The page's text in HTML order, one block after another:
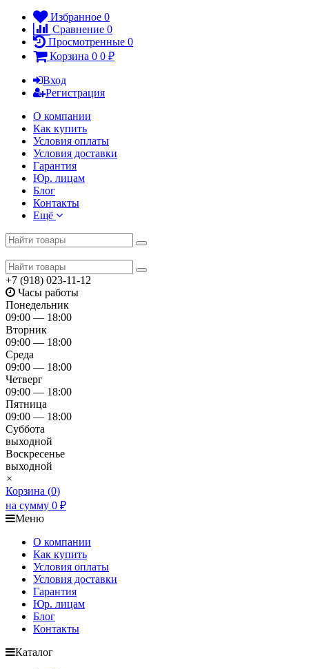
Избранное 0
Сравнение 0
Просмотренные 0
Корзина 0 0 ₽
Вход
Регистрация
О компании
Как купить
Условия оплаты
Условия доставки
Гарантия
Юр. лицам​
Блог
Контакты
Ещё
+7 (918) 023-11-12
Часы работы
Понедельник
09:00 — 18:00
Вторник
09:00 — 18:00
Среда
09:00 — 18:00
Четверг
09:00 — 18:00
Пятница
09:00 — 18:00
Суббота
выходной
Воскресенье
выходной
×
Корзина (0)
на сумму 0 ₽
Меню
О компании
Как купить
Условия оплаты
Условия доставки
Гарантия
Юр. лицам​
Блог
Контакты
Каталог